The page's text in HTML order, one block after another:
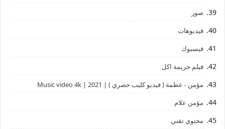
صور
فيديوهات
فيسبوك
فيلم جريمة اكل
مؤمن - عظمة ( فيديو كليب حصري ) | 2021 | Music video 4k
مؤمن علام
محتوي تقني